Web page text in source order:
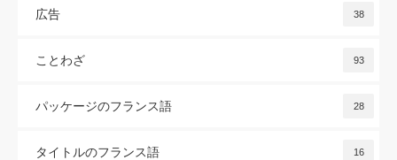
広告 38
ことわざ 93
パッケージのフランス語 28
タイトルのフランス語 16